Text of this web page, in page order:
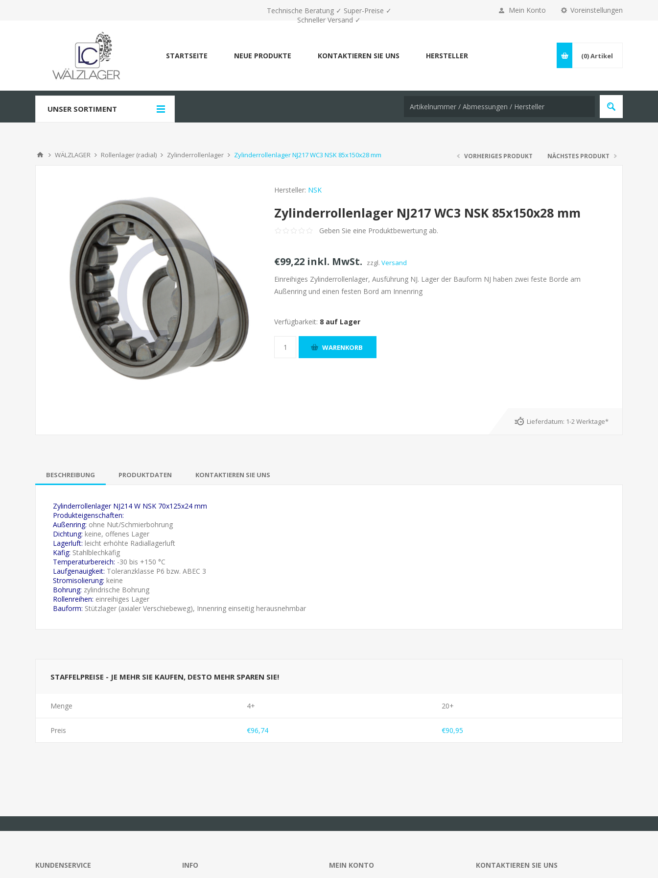
Technische Beratung ✓ Super-Preise ✓
Schneller Versand ✓
Voreinstellungen
Mein Konto
STARTSEITE NEUE PRODUKTE KONTAKTIEREN SIE UNS HERSTELLER (0)Artikel
UNSER SORTIMENT
WÄLZLAGER Rollenlager (radial) Zylinderrollenlager Zylinderrollenlager NJ217 WC3 NSK 85x150x28 mm VORHERIGES PRODUKT NÄCHSTES PRODUKT
Hersteller: NSK
Zylinderrollenlager NJ217 WC3 NSK 85x150x28 mm
Geben Sie eine Produktbewertung ab.
€99,22 inkl. MwSt. zzgl.Versand
Einreihiges Zylinderrollenlager, Ausführung NJ. Lager der Bauform NJ haben zwei feste Borde am
Außenring und einen festen Bord am Innenring
Verfügbarkeit: 8 auf Lager
Lieferdatum: 1-2 Werktage*
BESCHREIBUNG PRODUKTDATEN KONTAKTIEREN SIE UNS
Zylinderrollenlager NJ214 W NSK 70x125x24 mm
Produkteigenschaften:
Außenring: ohne Nut/Schmierbohrung
Dichtung: keine, offenes Lager
Lagerluft: leicht erhöhte Radiallagerluft
Käfig: Stahlblechkäfig
Temperaturbereich: -30 bis +150 °C
Laufgenauigkeit: Toleranzklasse P6 bzw. ABEC 3
Stromisolierung: keine
Bohrung: zylindrische Bohrung
Rollenreihen: einreihiges Lager
Bauform: Stützlager (axialer Verschiebeweg), Innenring einseitig herausnehmbar
STAFFELPREISE - JE MEHR SIE KAUFEN, DESTO MEHR SPAREN SIE!
Menge 4+ 20+
Preis €96,74 €90,95
KUNDENSERVICE INFO MEIN KONTO KONTAKTIEREN SIE UNS